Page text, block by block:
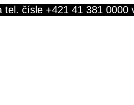
čísle +421 41 381 0000